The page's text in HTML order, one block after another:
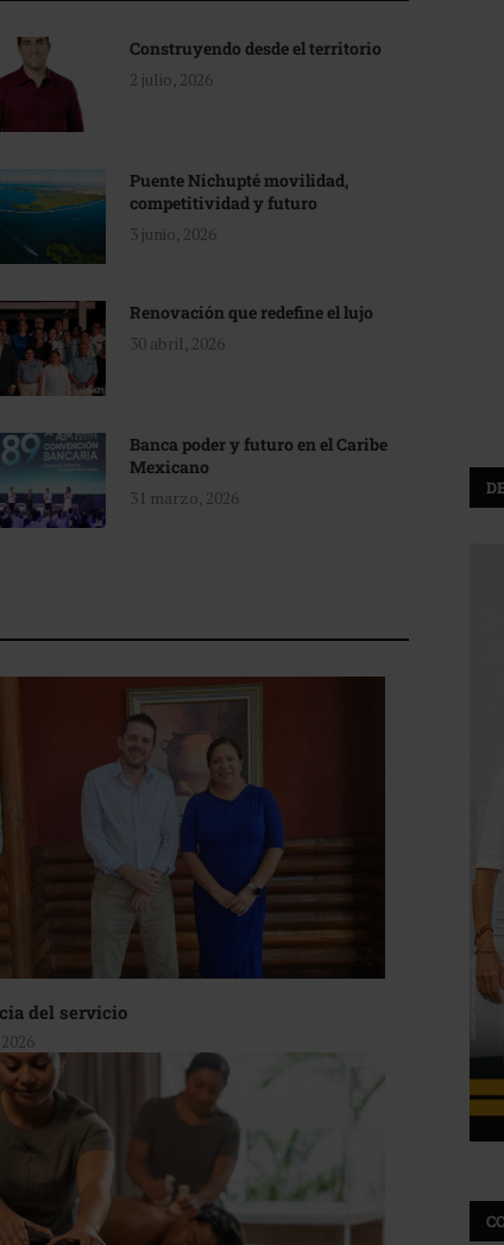
Construyendo desde el territorio
2 julio, 2026
Puente Nichupté movilidad,
competitividad y futuro
3 junio, 2026
Renovación que redefine el lujo
30 abril, 2026
Banca poder y futuro en el Caribe
Mexicano
31 marzo, 2026
del servicio